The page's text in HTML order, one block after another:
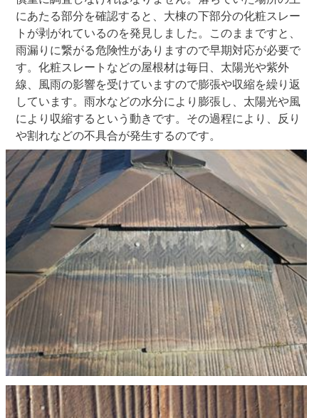
にあたる部分を確認すると、大棟の下部分の化粧スレー
トが剥がれているのを発見しました。このままですと、
雨漏りに繋がる危険性がありますので早期対応が必要で
す。化粧スレートなどの屋根材は毎日、太陽光や紫外
線、風雨の影響を受けていますので膨張や収縮を繰り返
しています。雨水などの水分により膨張し、太陽光や風
により収縮するという動きです。その過程により、反り
や割れなどの不具合が発生するのです。